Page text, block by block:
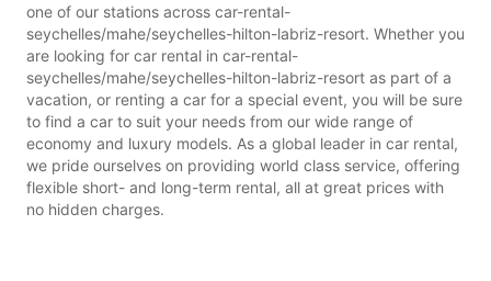
one of our stations across car-rental-
seychelles/mahe/seychelles-hilton-labriz-resort. Whether you
are looking for car rental in car-rental-
seychelles/mahe/seychelles-hilton-labriz-resort as part of a
vacation, or renting a car for a special event, you will be sure
to find a car to suit your needs from our wide range of
economy and luxury models. As a global leader in car rental,
we pride ourselves on providing world class service, offering
flexible short- and long-term rental, all at great prices with
no hidden charges.